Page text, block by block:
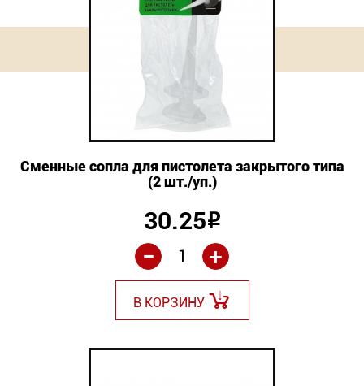
Сменные сопла для пистолета закрытого типа
(2 шт./уп.)
30.25Р
+
-
В КОРЗИНУ